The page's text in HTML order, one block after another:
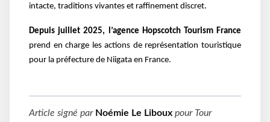
intacte, traditions vivantes et raffinement discret.
Depuis juillet 2025, l’agence Hopscotch Tourism France
prend en charge les actions de représentation touristique
pour la préfecture de Niigata en France.
Article signé par Noémie Le Liboux pour Tour